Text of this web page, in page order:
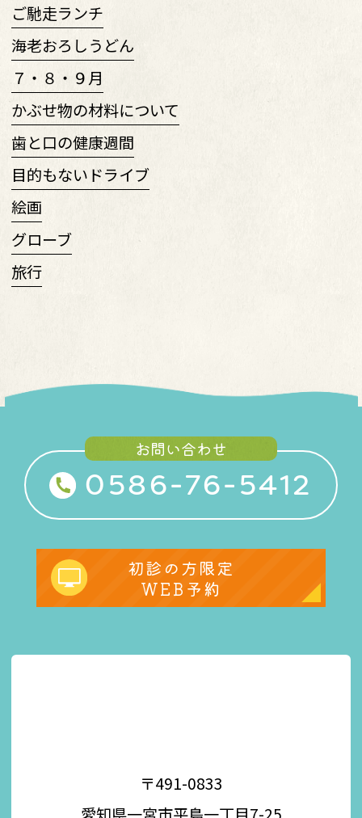
ご馳走ランチ
海老おろしうどん
７・８・９月
かぶせ物の材料について
歯と口の健康週間
目的もないドライブ
絵画
グローブ
旅行
お問い合わせ
0586-76-5412
初診の方限定
WEB予約
〒491-0833